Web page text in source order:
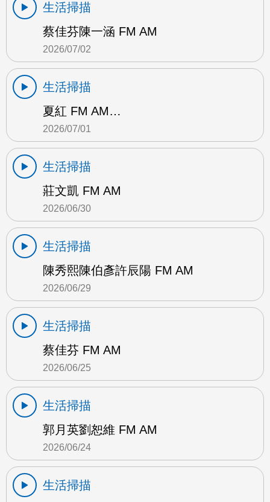
生活掃描
蔡佳芬陳一涵 FM AM
2026/07/02
生活掃描
夏紅 FM AM…
2026/07/01
生活掃描
莊文凱 FM AM
2026/06/30
生活掃描
陳秀熙陳伯彥許辰陽 FM AM
2026/06/29
生活掃描
蔡佳芬 FM AM
2026/06/25
生活掃描
郭月英劉恕維 FM AM
2026/06/24
生活掃描